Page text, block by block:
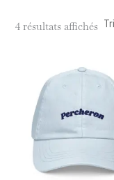
4 résultats affichés